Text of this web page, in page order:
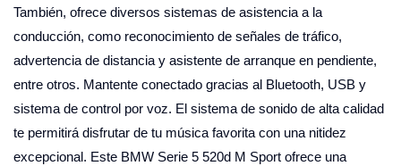
También, ofrece diversos sistemas de asistencia a la
conducción, como reconocimiento de señales de tráfico,
advertencia de distancia y asistente de arranque en pendiente,
entre otros. Mantente conectado gracias al Bluetooth, USB y
sistema de control por voz. El sistema de sonido de alta calidad
te permitirá disfrutar de tu música favorita con una nitidez
excepcional. Este BMW Serie 5 520d M Sport ofrece una